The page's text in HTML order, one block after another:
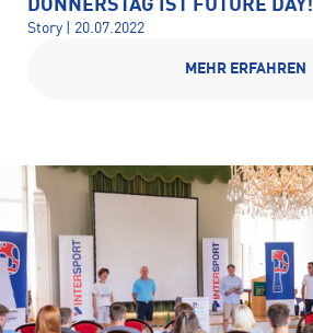
DONNERSTAG IST FUTURE DAY!
Story | 20.07.2022
MEHR ERFAHREN